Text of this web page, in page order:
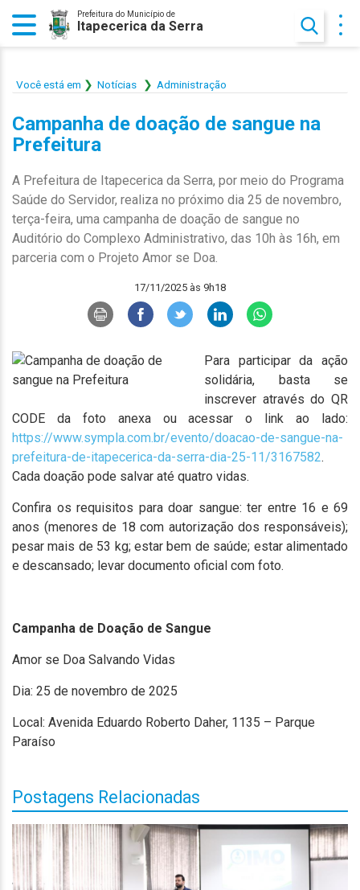
Prefeitura do Município de
Itapecerica da Serra
Você está em Notícias Administração
Campanha de doação de sangue na
Prefeitura
A Prefeitura de Itapecerica da Serra, por meio do Programa
Saúde do Servidor, realiza no próximo dia 25 de novembro,
terça-feira, uma campanha de doação de sangue no
Auditório do Complexo Administrativo, das 10h às 16h, em
parceria com o Projeto Amor se Doa.
17/11/2025 às 9h18
Para participar da ação
solidária, basta se
inscrever através do QR
CODE da foto anexa ou acessar o link ao lado:
https://www.sympla.com.br/evento/doacao-de-sangue-na-
prefeitura-de-itapecerica-da-serra-dia-25-11/3167582.
Cada doação pode salvar até quatro vidas.
Confira os requisitos para doar sangue: ter entre 16 e 69
anos (menores de 18 com autorização dos responsáveis);
pesar mais de 53 kg; estar bem de saúde; estar alimentado
e descansado; levar documento oficial com foto.
Campanha de Doação de Sangue
Amor se Doa Salvando Vidas
Dia: 25 de novembro de 2025
Local: Avenida Eduardo Roberto Daher, 1135 – Parque
Paraíso
Postagens Relacionadas